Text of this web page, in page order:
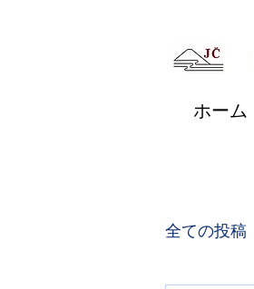
ホーム
全ての投稿